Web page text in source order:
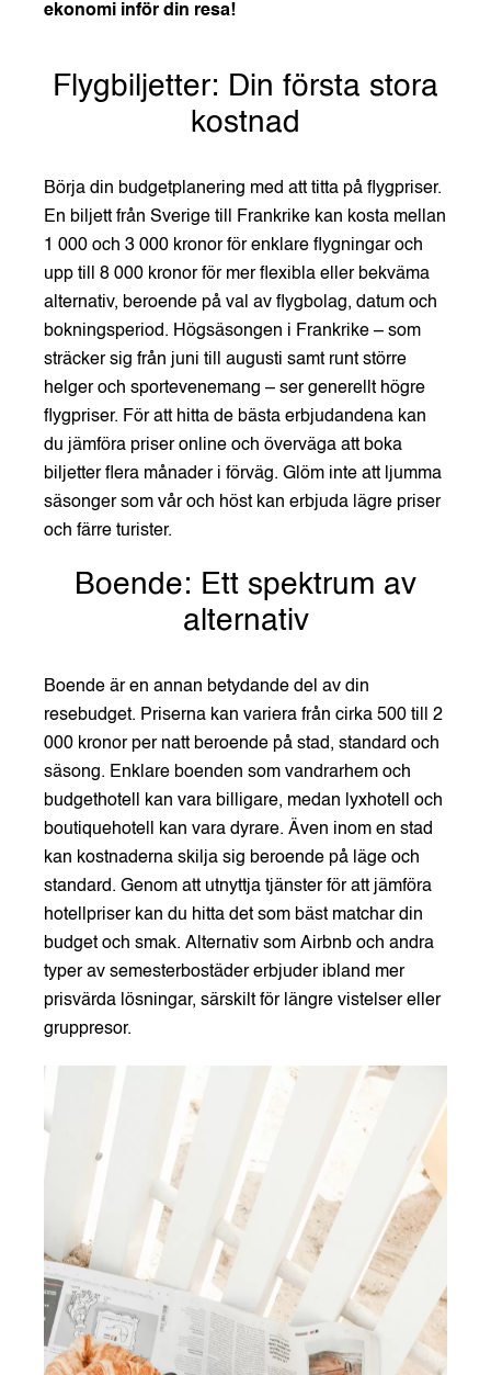
ekonomi inför din resa!
Flygbiljetter: Din första stora
kostnad
Börja din budgetplanering med att titta på flygpriser.
En biljett från Sverige till Frankrike kan kosta mellan
1 000 och 3 000 kronor för enklare flygningar och
upp till 8 000 kronor för mer flexibla eller bekväma
alternativ, beroende på val av flygbolag, datum och
bokningsperiod. Högsäsongen i Frankrike – som
sträcker sig från juni till augusti samt runt större
helger och sportevenemang – ser generellt högre
flygpriser. För att hitta de bästa erbjudandena kan
du jämföra priser online och överväga att boka
biljetter flera månader i förväg. Glöm inte att ljumma
säsonger som vår och höst kan erbjuda lägre priser
och färre turister.
Boende: Ett spektrum av
alternativ
Boende är en annan betydande del av din
resebudget. Priserna kan variera från cirka 500 till 2
000 kronor per natt beroende på stad, standard och
säsong. Enklare boenden som vandrarhem och
budgethotell kan vara billigare, medan lyxhotell och
boutiquehotell kan vara dyrare. Även inom en stad
kan kostnaderna skilja sig beroende på läge och
standard. Genom att utnyttja tjänster för att jämföra
hotellpriser kan du hitta det som bäst matchar din
budget och smak. Alternativ som Airbnb och andra
typer av semesterbostäder erbjuder ibland mer
prisvärda lösningar, särskilt för längre vistelser eller
gruppresor.